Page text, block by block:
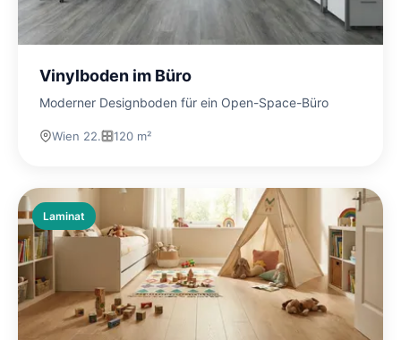
Vinylboden im Büro
Moderner Designboden für ein Open-Space-Büro
Wien 22. 120 m²
Laminat